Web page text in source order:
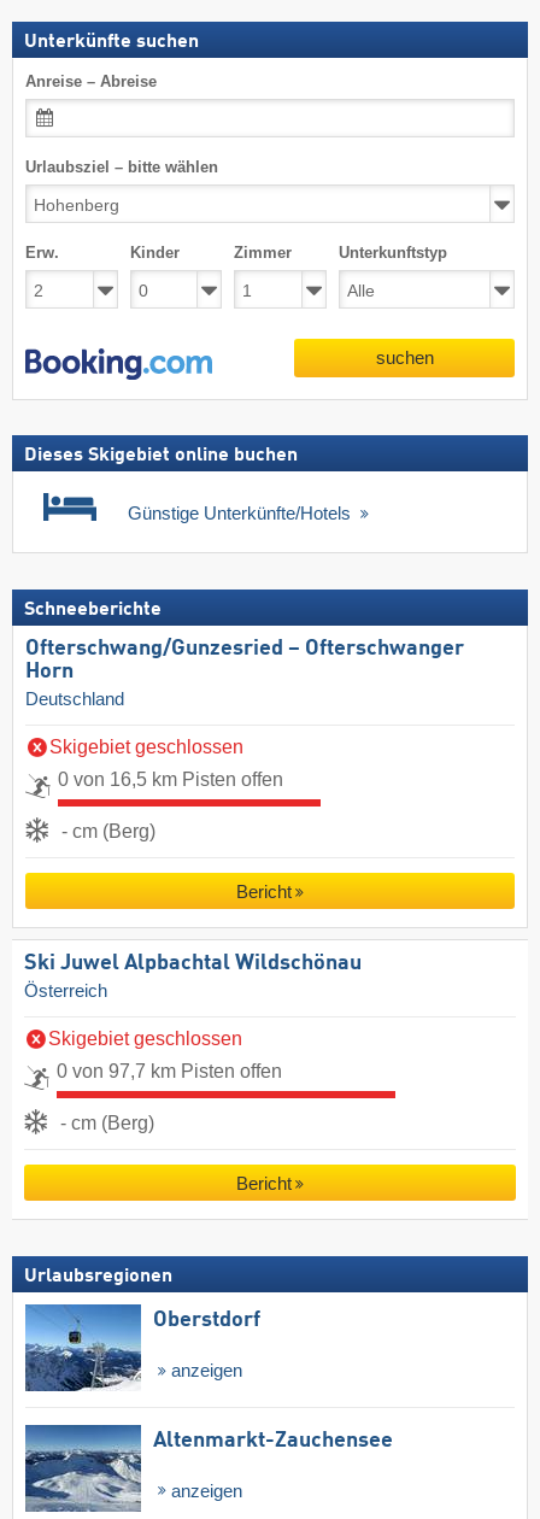
Unterkünfte suchen
Anreise – Abreise
Urlaubsziel – bitte wählen
Erw. Kinder Zimmer Unterkunftstyp
suchen
Dieses Skigebiet online buchen
Günstige Unterkünfte/Hotels
Schneeberichte
Ofterschwang/​Gunzesried – Ofterschwanger
Horn
Deutschland
Skigebiet geschlossen
0 von 16,5 km Pisten offen
- cm (Berg)
Bericht
Ski Juwel Alpbachtal Wildschönau
Österreich
Skigebiet geschlossen
0 von 97,7 km Pisten offen
- cm (Berg)
Bericht
Urlaubsregionen
Oberstdorf
anzeigen
Altenmarkt-Zauchensee
anzeigen